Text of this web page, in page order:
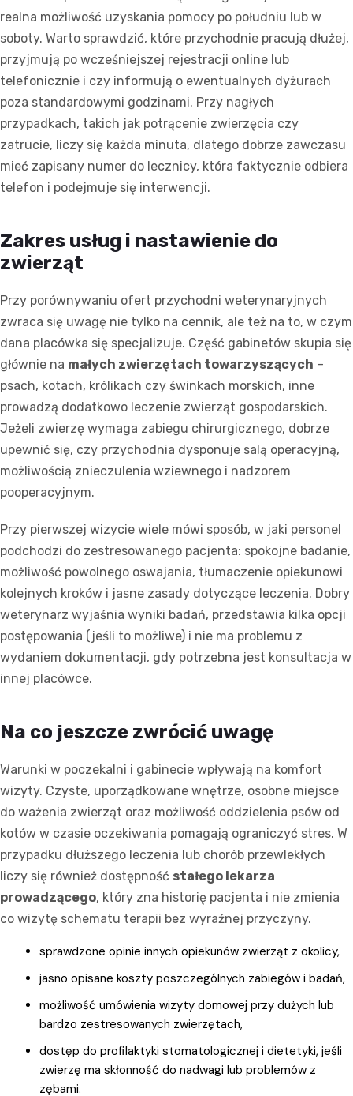
realna możliwość uzyskania pomocy po południu lub w
soboty. Warto sprawdzić, które przychodnie pracują dłużej,
przyjmują po wcześniejszej rejestracji online lub
telefonicznie i czy informują o ewentualnych dyżurach
poza standardowymi godzinami. Przy nagłych
przypadkach, takich jak potrącenie zwierzęcia czy
zatrucie, liczy się każda minuta, dlatego dobrze zawczasu
mieć zapisany numer do lecznicy, która faktycznie odbiera
telefon i podejmuje się interwencji.
Zakres usług i nastawienie do
zwierząt
Przy porównywaniu ofert przychodni weterynaryjnych
zwraca się uwagę nie tylko na cennik, ale też na to, w czym
dana placówka się specjalizuje. Część gabinetów skupia się
głównie na małych zwierzętach towarzyszących –
psach, kotach, królikach czy świnkach morskich, inne
prowadzą dodatkowo leczenie zwierząt gospodarskich.
Jeżeli zwierzę wymaga zabiegu chirurgicznego, dobrze
upewnić się, czy przychodnia dysponuje salą operacyjną,
możliwością znieczulenia wziewnego i nadzorem
pooperacyjnym.
Przy pierwszej wizycie wiele mówi sposób, w jaki personel
podchodzi do zestresowanego pacjenta: spokojne badanie,
możliwość powolnego oswajania, tłumaczenie opiekunowi
kolejnych kroków i jasne zasady dotyczące leczenia. Dobry
weterynarz wyjaśnia wyniki badań, przedstawia kilka opcji
postępowania (jeśli to możliwe) i nie ma problemu z
wydaniem dokumentacji, gdy potrzebna jest konsultacja w
innej placówce.
Na co jeszcze zwrócić uwagę
Warunki w poczekalni i gabinecie wpływają na komfort
wizyty. Czyste, uporządkowane wnętrze, osobne miejsce
do ważenia zwierząt oraz możliwość oddzielenia psów od
kotów w czasie oczekiwania pomagają ograniczyć stres. W
przypadku dłuższego leczenia lub chorób przewlekłych
liczy się również dostępność stałego lekarza
prowadzącego, który zna historię pacjenta i nie zmienia
co wizytę schematu terapii bez wyraźnej przyczyny.
sprawdzone opinie innych opiekunów zwierząt z okolicy,
jasno opisane koszty poszczególnych zabiegów i badań,
możliwość umówienia wizyty domowej przy dużych lub
bardzo zestresowanych zwierzętach,
dostęp do profilaktyki stomatologicznej i dietetyki, jeśli
zwierzę ma skłonność do nadwagi lub problemów z
zębami.